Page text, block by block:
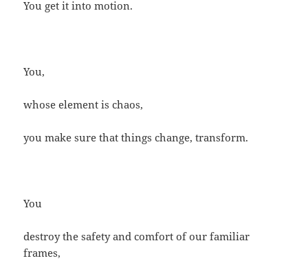
You get it into motion.
You,
whose element is chaos,
you make sure that things change, transform.
You
destroy the safety and comfort of our familiar
frames,